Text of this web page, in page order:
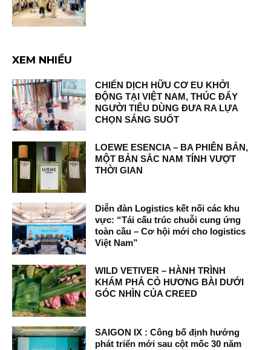
XEM NHIỀU
CHIẾN DỊCH HỮU CƠ EU KHỞI
ĐỘNG TẠI VIỆT NAM, THÚC ĐẨY
NGƯỜI TIÊU DÙNG ĐƯA RA LỰA
CHỌN SÁNG SUỐT
LOEWE ESENCIA – BA PHIÊN BẢN,
MỘT BẢN SẮC NAM TÍNH VƯỢT
THỜI GIAN
Diễn đàn Logistics kết nối các khu
vực: “Tái cấu trúc chuỗi cung ứng
toàn cầu – Cơ hội mới cho logistics
Việt Nam”
WILD VETIVER – HÀNH TRÌNH
KHÁM PHÁ CỎ HƯƠNG BÀI DƯỚI
GÓC NHÌN CỦA CREED
SAIGON IX : Công bố định hướng
phát triển mới sau cột mốc 30 năm